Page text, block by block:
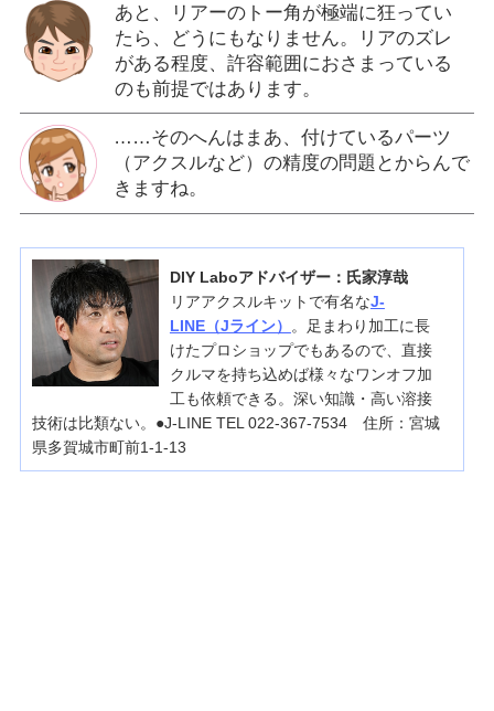
あと、リアーのトー角が極端に狂ってい
たら、どうにもなりません。リアのズレ
がある程度、許容範囲におさまっている
のも前提ではあります。
……そのへんはまあ、付けているパーツ
（アクスルなど）の精度の問題とからんで
きますね。
DIY Laboアドバイザー：氏家淳哉
リアアクスルキットで有名なJ-
LINE（Jライン）
。足まわり加工に長
けたプロショップでもあるので、直接
クルマを持ち込めば様々なワンオフ加
工も依頼できる。深い知識・高い溶接
技術は比類ない。●J-LINE TEL 022-367-7534 住所：宮城
県多賀城市町前1-1-13